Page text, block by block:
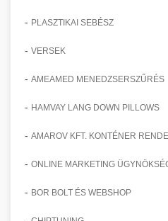
- PLASZTIKAI SEBÉSZ
- VERSEK
- AMEAMED MENEDZSERSZŰRÉS
- HAMVAY LANG DOWN PILLOWS
- AMAROV KFT. KONTÉNER
- ONLINE MARKETING
- BOR BOLT ÉS WEBSHOP